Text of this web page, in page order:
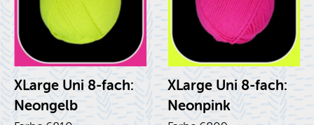
XLar­ge Uni 8-fach:
Neon­gelb
XLar­ge Uni 8-fach:
Neon­pink